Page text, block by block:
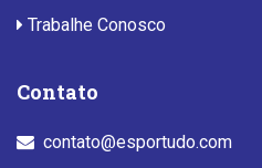
Trabalhe Conosco
Contato
contato@esportudo.com